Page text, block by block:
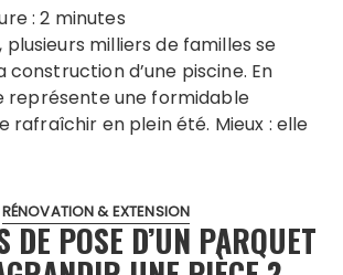
:2 minutes
plusieurs milliers de familles se
d’une piscine. En
représente une formidable
rafraîchir en plein été. Mieux : elle
RÉNOVATION & EXTENSION
DE POSE D’UN PARQUET